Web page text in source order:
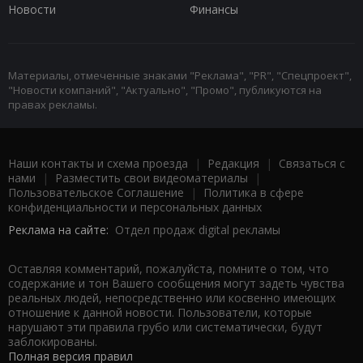
Новости
Финансы
Материалы, отмеченные знаками "Реклама", "PR", "Спецпроект",
"Новости компаний", "Актуально", "Промо", публикуются на
правах рекламы.
Наши контакты и схема проезда | Редакция | Связаться с
нами | Разместить свои видеоматериалы |
Пользовательское Соглашение |
Политика в сфере
конфиденциальности и персональных данных
Реклама на сайте: Отдел продаж digital рекламы
Оставляя комментарий, пожалуйста, помните о том, что
содержание и тон Вашего сообщения могут задеть чувства
реальных людей, непосредственно или косвенно имеющих
отношение к данной новости. Пользователи, которые
нарушают эти правила грубо или систематически, будут
заблокированы.
Полная версия правил